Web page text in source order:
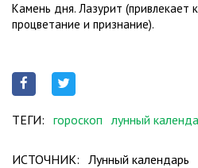
Камень дня. Лазурит (привлекает
процветание и признание).
ТЕГИ: гороскоп лунный
ИСТОЧНИК: Лунный календарь